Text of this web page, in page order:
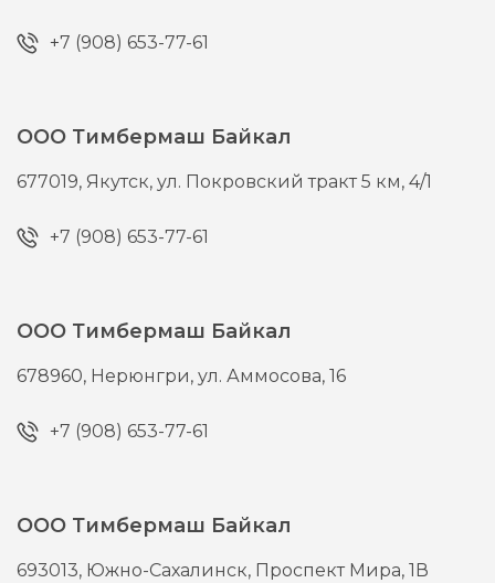
+7 (908) 653-77-61
ООО Тимбермаш Байкал
677019, Якутск,ул. Покровский тракт 5 км, 4/1
+7 (908) 653-77-61
ООО Тимбермаш Байкал
678960, Нерюнгри,ул. Аммосова, 16
+7 (908) 653-77-61
ООО Тимбермаш Байкал
693013, Южно-Сахалинск, Проспект Мира, 1В